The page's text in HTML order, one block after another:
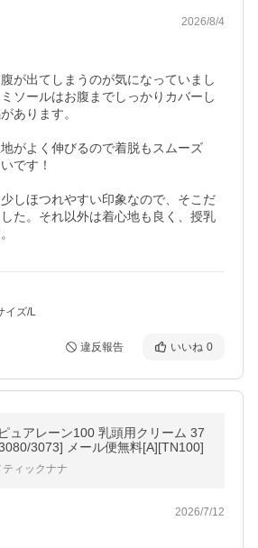
2026/8/4
が出てしまうのが気になっていまし
ソールはお腹までしっかりカバーし
あります。
がよく伸びるので着脱もスムーズ
です！
しほつれやすい印象なので、そこだ
た。それ以外は着心地も良く、授乳
イズ/L
違反報告 いいね 0
ュアレーン100 乳頭用クリーム 37
3073] メール便無料[A][TN100]
ティックナナ
2026/7/12